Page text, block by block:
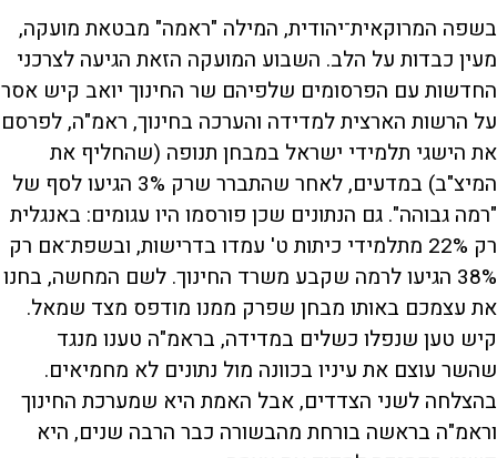
בשפה המרוקאית־יהודית, המילה "ראמה" מבטאת מועקה,
מעין כבדות על הלב. השבוע המועקה הזאת הגיעה לצרכני
החדשות עם הפרסומים שלפיהם שר החינוך יואב קיש אסר
על הרשות הארצית למדידה והערכה בחינוך, ראמ"ה, לפרסם
את הישגי תלמידי ישראל במבחן תנופה (שהחליף את
המיצ"ב) במדעים, לאחר שהתברר שרק 3% הגיעו לסף של
"רמה גבוהה". גם הנתונים שכן פורסמו היו עגומים: באנגלית
רק 22% מתלמידי כיתות ט' עמדו בדרישות, ובשפת־אם רק
38% הגיעו לרמה שקבע משרד החינוך. לשם המחשה, בחנו
את עצמכם באותו מבחן שפרק ממנו מודפס מצד שמאל.
קיש טען שנפלו כשלים במדידה, בראמ"ה טענו מנגד
שהשר עוצם את עיניו בכוונה מול נתונים לא מחמיאים.
בהצלחה לשני הצדדים, אבל האמת היא שמערכת החינוך
וראמ"ה בראשה בורחת מהבשורה כבר הרבה שנים, היא